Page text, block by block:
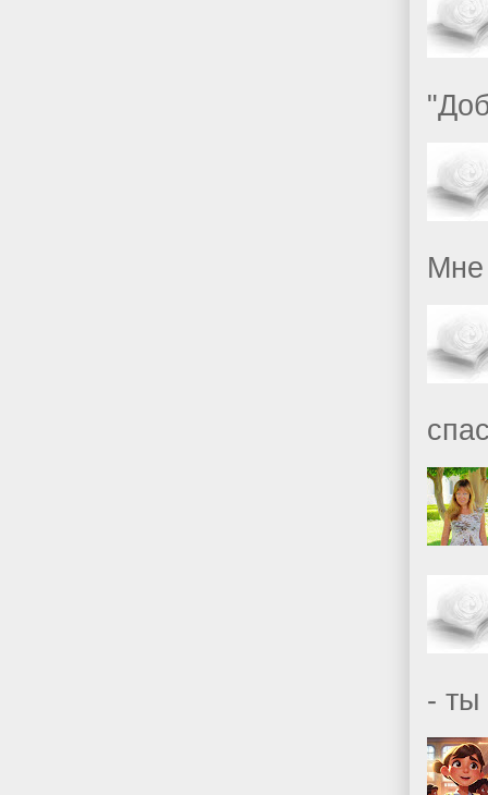
Мне
- ты